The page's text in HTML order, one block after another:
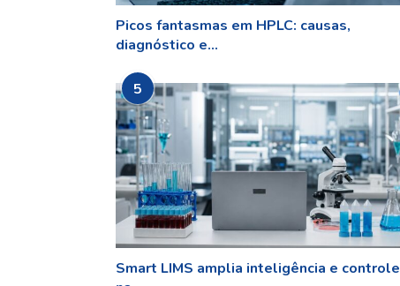
Picos fantasmas em HPLC: causas,
diagnóstico e...
5
Smart LIMS amplia inteligência e controle